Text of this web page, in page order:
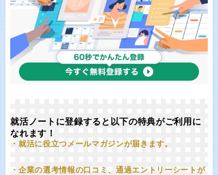
就活ノートに登録すると以下の特典がご利用に
なれます！
・就活に役立つメールマガジンが届きます。
・企業の選考情報の口コミ、通過エントリーシートが